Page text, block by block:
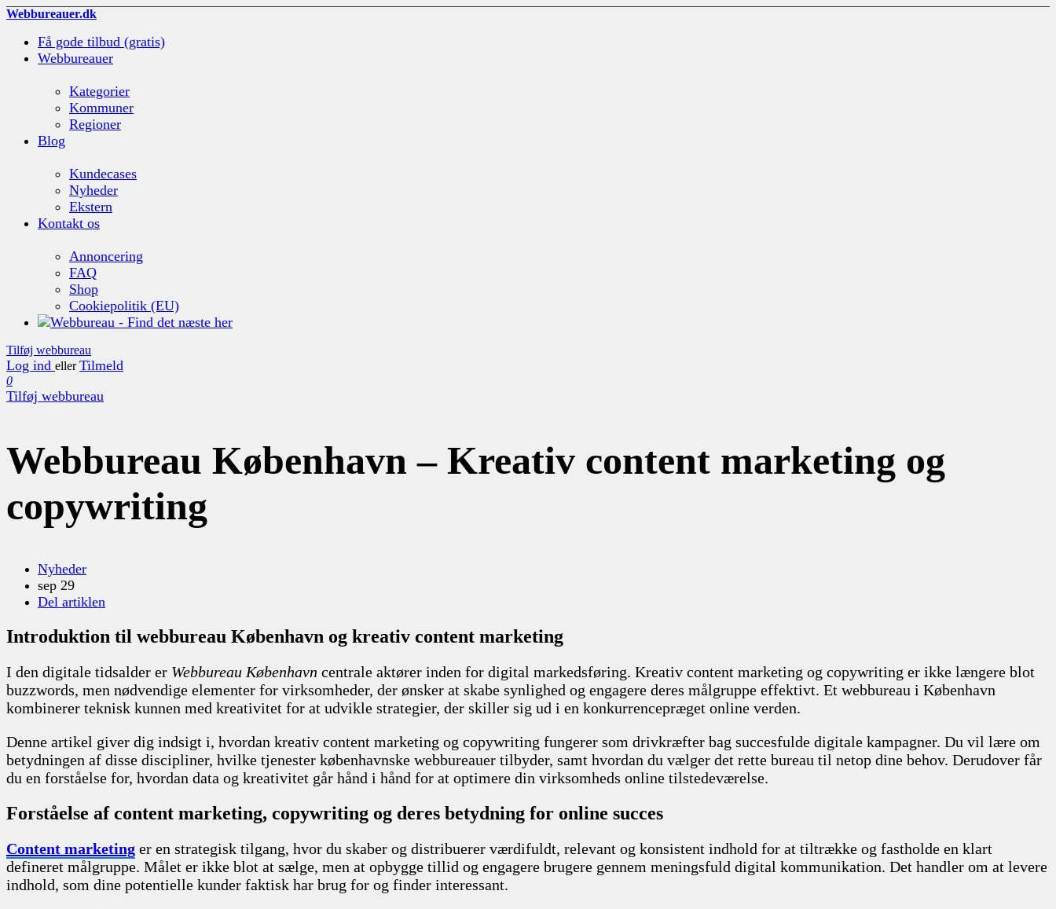
Webbureauer.dk
Få gode tilbud (gratis)
Webbureauer
Kategorier
Kommuner
Regioner
Blog
Kundecases
Nyheder
Ekstern
Kontakt os
Annoncering
FAQ
Shop
Cookiepolitik (EU)
Tilføj webbureau
Log ind eller Tilmeld
0
Tilføj webbureau
Webbureau København – Kreativ content marketing og
copywriting
Nyheder
sep 29
Del artiklen
Introduktion til webbureau København og kreativ content marketing
I den digitale tidsalder er Webbureau København centrale aktører inden for digital markedsføring. Kreativ content marketing og copywriting er ikke længere blot
buzzwords, men nødvendige elementer for virksomheder, der ønsker at skabe synlighed og engagere deres målgruppe effektivt. Et webbureau i København
kombinerer teknisk kunnen med kreativitet for at udvikle strategier, der skiller sig ud i en konkurrencepræget online verden.
Denne artikel giver dig indsigt i, hvordan kreativ content marketing og copywriting fungerer som drivkræfter bag succesfulde digitale kampagner. Du vil lære om
betydningen af disse discipliner, hvilke tjenester københavnske webbureauer tilbyder, samt hvordan du vælger det rette bureau til netop dine behov. Derudover får
du en forståelse for, hvordan data og kreativitet går hånd i hånd for at optimere din virksomheds online tilstedeværelse.
Forståelse af content marketing, copywriting og deres betydning for online succes
Content marketing er en strategisk tilgang, hvor du skaber og distribuerer værdifuldt, relevant og konsistent indhold for at tiltrække og fastholde en klart
defineret målgruppe. Målet er ikke blot at sælge, men at opbygge tillid og engagere brugere gennem meningsfuld digital kommunikation. Det handler om at levere
indhold, som dine potentielle kunder faktisk har brug for og finder interessant.